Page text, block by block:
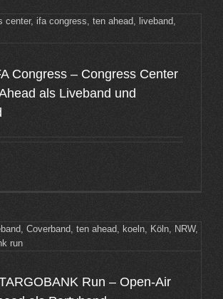
Congress – Congress Center
als Liveband und
Run – Open-Air